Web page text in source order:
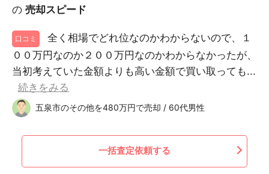
の 売却スピード
口コミ
全く相場でどれ位なのかわからないので、１
００万円なのか２００万円なのかわからなかったが、
当初考えていた金額よりも高い金額で買い取っても...
続きをみる
五泉市のその他を480万円で売却 / 60代男性
一括査定依頼する